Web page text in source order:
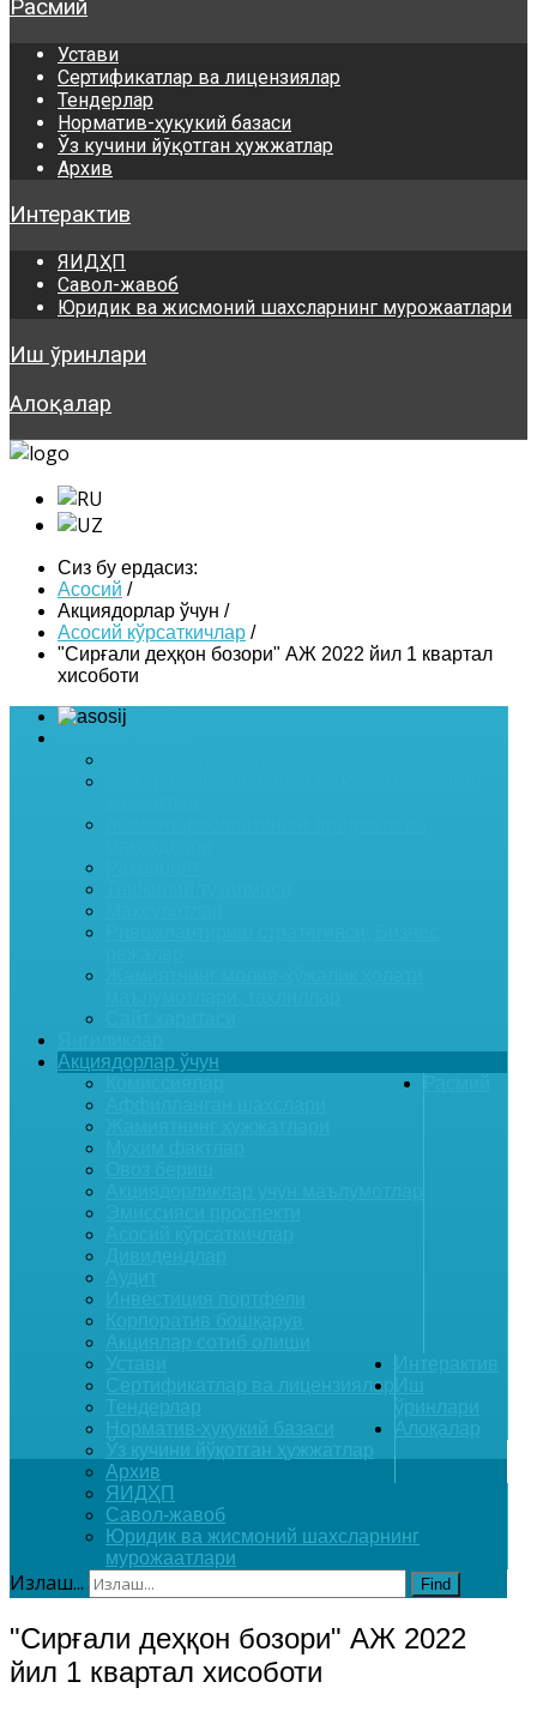
Расмий
Устави
Сертификатлар ва лицензиялар
Тендерлар
Норматив-ҳуқукий базаси
Ўз кучини йўқотган ҳужжатлар
Архив
Интерактив
ЯИДҲП
Савол-жавоб
Юридик ва жисмоний шахсларнинг мурожаатлари
Иш ўринлари
Алоқалар
Сиз бу ердасиз:
Асосий /
Акциядорлар ўчун /
Асосий кўрсаткичлар /
"Сирғали деҳқон бозори" АЖ 2022 йил 1 квартал
хисоботи
Акциядорлар ўчун
Сертификатлар ва лицензиялар
Архив
ЯИДҲП
Савол-жавоб
Юридик ва жисмоний шахсларнинг
мурожаатлари
Излаш... Find
"Сирғали деҳқон бозори" АЖ 2022
йил 1 квартал хисоботи